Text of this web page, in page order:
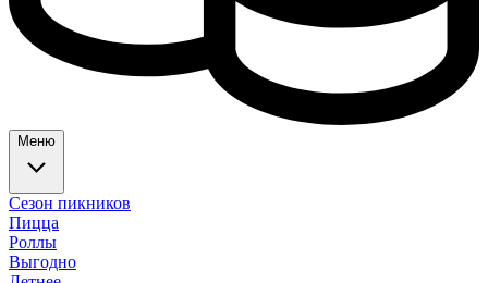
Меню
Сезон пикников
Пицца
Роллы
Выгодно